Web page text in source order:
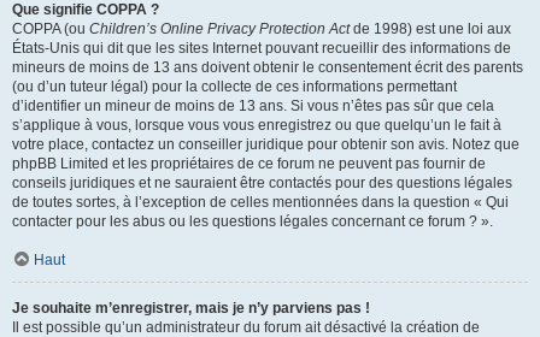
Que signifie COPPA ?
COPPA (ou Children’s Online Privacy Protection Actde 1998) est une loi aux
États-Unis qui dit que les sites Internet pouvant recueillir des informations de
mineurs de moins de 13 ans doivent obtenir le consentement écrit des parents
(ou d’un tuteur légal) pour la collecte de ces informations permettant
d’identifier un mineur de moins de 13 ans. Si vous n’êtes pas sûr que cela
s’applique à vous, lorsque vous vous enregistrez ou que quelqu’un le fait à
votre place, contactez un conseiller juridique pour obtenir son avis. Notez que
phpBB Limited et les propriétaires de ce forum ne peuvent pas fournir de
conseils juridiques et ne sauraient être contactés pour des questions légales
de toutes sortes, à l’exception de celles mentionnées dans la question « Qui
contacter pour les abus ou les questions légales concernant ce forum ? ».
Haut
Je souhaite m’enregistrer, mais je n’y parviens pas !
Il est possible qu’un administrateur du forum ait désactivé la création de